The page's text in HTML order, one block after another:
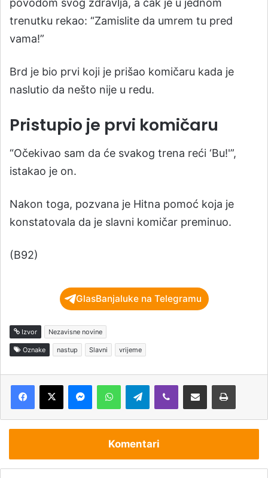
povodom svog zdravlja, a čak je u jednom
trenutku rekao: “Zamislite da umrem tu pred
vama!”
Brd je bio prvi koji je prišao komičaru kada je
naslutio da nešto nije u redu.
Pristupio je prvi komičaru
“Očekivao sam da će svakog trena reći ‘Bu!'”,
istakao je on.
Nakon toga, pozvana je Hitna pomoć koja je
konstatovala da je slavni komičar preminuo.
(B92)
GlasBanjaluke na Telegramu
Izvor Nezavisne novine
Oznake nastup Slavni vrijeme
Telegram
Komentari